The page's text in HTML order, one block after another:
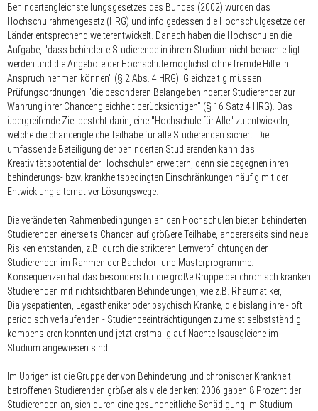
Behindertengleichstellungsgesetzes des Bundes (2002) wurden das
Hochschulrahmengesetz (HRG) und infolgedessen die Hochschulgesetze der
Länder entsprechend weiterentwickelt. Danach haben die Hochschulen die
Aufgabe, "dass behinderte Studierende in ihrem Studium nicht benachteiligt
werden und die Angebote der Hochschule möglichst ohne fremde Hilfe in
Anspruch nehmen können" (§ 2 Abs. 4 HRG). Gleichzeitig müssen
Prüfungsordnungen "die besonderen Belange behinderter Studierender zur
Wahrung ihrer Chancengleichheit berücksichtigen" (§ 16 Satz 4 HRG). Das
übergreifende Ziel besteht darin, eine "Hochschule für Alle" zu entwickeln,
welche die chancengleiche Teilhabe für alle Studierenden sichert. Die
umfassende Beteiligung der behinderten Studierenden kann das
Kreativitätspotential der Hochschulen erweitern, denn sie begegnen ihren
behinderungs- bzw. krankheitsbedingten Einschränkungen häufig mit der
Entwicklung alternativer Lösungswege.
Die veränderten Rahmenbedingungen an den Hochschulen bieten behinderten
Studierenden einerseits Chancen auf größere Teilhabe, andererseits sind neue
Risiken entstanden, z.B. durch die strikteren Lernverpflichtungen der
Studierenden im Rahmen der Bachelor- und Masterprogramme.
Konsequenzen hat das besonders für die große Gruppe der chronisch kranken
Studierenden mit nichtsichtbaren Behinderungen, wie z.B. Rheumatiker,
Dialysepatienten, Legastheniker oder psychisch Kranke, die bislang ihre - oft
periodisch verlaufenden - Studienbeeinträchtigungen zumeist selbstständig
kompensieren konnten und jetzt erstmalig auf Nachteilsausgleiche im
Studium angewiesen sind.
Im Übrigen ist die Gruppe der von Behinderung und chronischer Krankheit
betroffenen Studierenden größer als viele denken: 2006 gaben 8 Prozent der
Studierenden an, sich durch eine gesundheitliche Schädigung im Studium